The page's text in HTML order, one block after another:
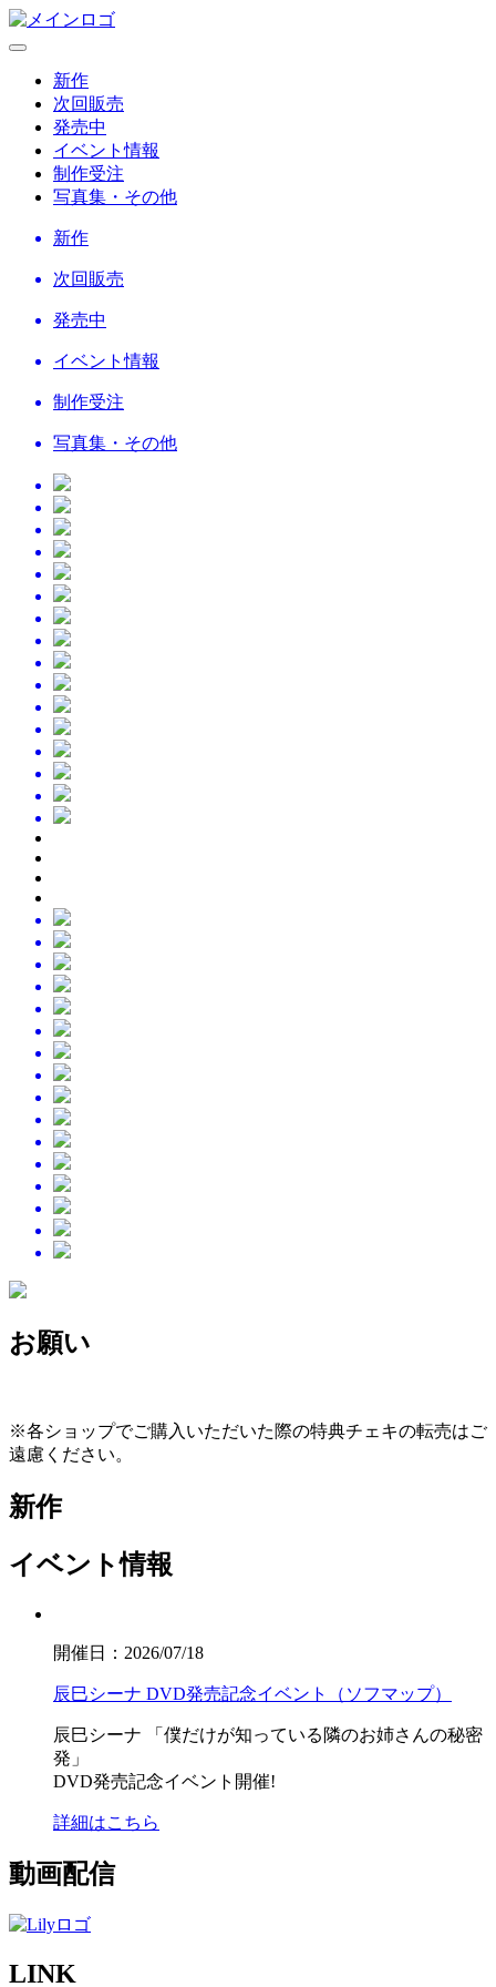
新作
次回販売
発売中
イベント情報
制作受注
写真集・その他
新作
次回販売
発売中
イベント情報
制作受注
写真集・その他
お願い
※各ショップでご購入いただいた際の特典チェキの転売はご
遠慮ください。
新作
イベント情報
開催日：2026/07/18
辰巳シーナ DVD発売記念イベント（ソフマップ）
辰巳シーナ
「僕だけが知っている隣のお姉さんの秘密
発」
DVD発売記念イベント開催!
詳細はこちら
動画配信
LINK